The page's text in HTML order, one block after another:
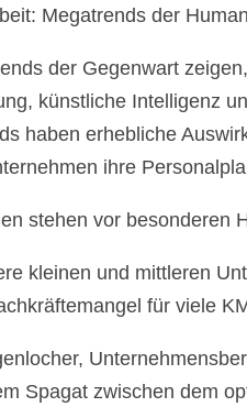
Megatrends der
der Gegenwart
künstliche Intelligenz
haben erhebliche
ihre
stehen vor besonderen
kleinen und mittleren
für viele
Spagat zwischen dem